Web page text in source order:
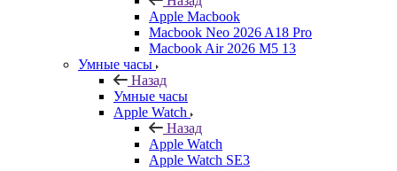
Apple Macbook
Macbook Neo 2026 A18 Pro
Macbook Air 2026 M5 13
Умные часы
Назад
Умные часы
Apple Watch
Назад
Apple Watch
Apple Watch SE3